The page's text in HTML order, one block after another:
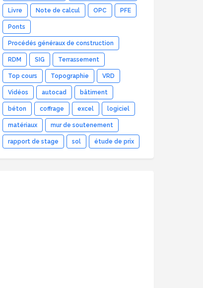
Livre Note de calcul OPC PFE
Ponts
Procédés généraux de construction
RDM SIG Terrassement
Top cours Topographie VRD
Vidéos autocad bâtiment
béton coffrage excel logiciel
matériaux mur de soutenement
rapport de stage sol étude de prix